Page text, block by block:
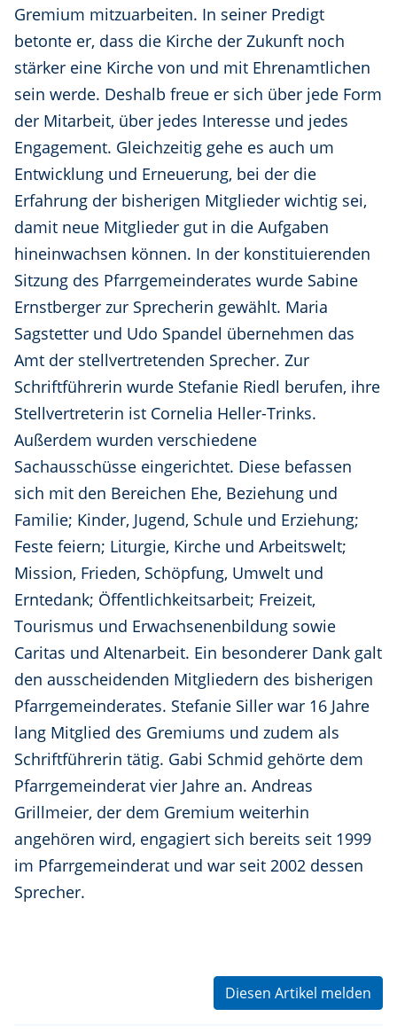
Gremium mitzuarbeiten. In seiner Predigt
betonte er, dass die Kirche der Zukunft noch
stärker eine Kirche von und mit Ehrenamtlichen
sein werde. Deshalb freue er sich über jede Form
der Mitarbeit, über jedes Interesse und jedes
Engagement. Gleichzeitig gehe es auch um
Entwicklung und Erneuerung, bei der die
Erfahrung der bisherigen Mitglieder wichtig sei,
damit neue Mitglieder gut in die Aufgaben
hineinwachsen können. In der konstituierenden
Sitzung des Pfarrgemeinderates wurde Sabine
Ernstberger zur Sprecherin gewählt. Maria
Sagstetter und Udo Spandel übernehmen das
Amt der stellvertretenden Sprecher. Zur
Schriftführerin wurde Stefanie Riedl berufen, ihre
Stellvertreterin ist Cornelia Heller-Trinks.
Außerdem wurden verschiedene
Sachausschüsse eingerichtet. Diese befassen
sich mit den Bereichen Ehe, Beziehung und
Familie; Kinder, Jugend, Schule und Erziehung;
Feste feiern; Liturgie, Kirche und Arbeitswelt;
Mission, Frieden, Schöpfung, Umwelt und
Erntedank; Öffentlichkeitsarbeit; Freizeit,
Tourismus und Erwachsenenbildung sowie
Caritas und Altenarbeit. Ein besonderer Dank galt
den ausscheidenden Mitgliedern des bisherigen
Pfarrgemeinderates. Stefanie Siller war 16 Jahre
lang Mitglied des Gremiums und zudem als
Schriftführerin tätig. Gabi Schmid gehörte dem
Pfarrgemeinderat vier Jahre an. Andreas
Grillmeier, der dem Gremium weiterhin
angehören wird, engagiert sich bereits seit 1999
im Pfarrgemeinderat und war seit 2002 dessen
Sprecher.
Diesen Artikel melden